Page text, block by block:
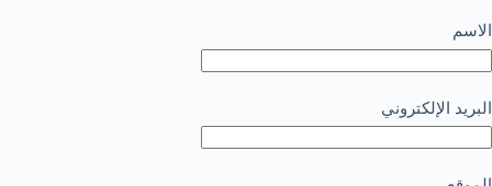
الاسم
البريد الإلكتروني